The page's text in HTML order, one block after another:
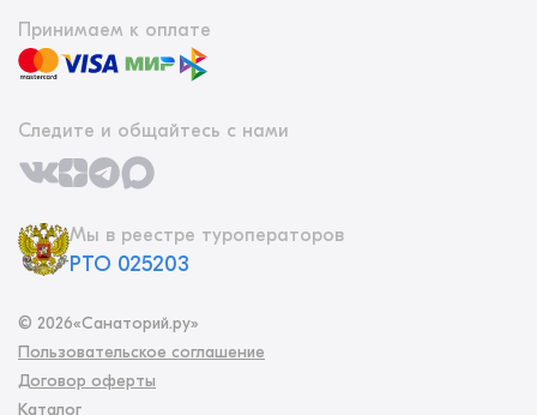
Принимаем к оплате
Следите и общайтесь с нами
Мы в реестре туроператоров
РТО 025203
© 2026«Санаторий.ру»
Пользовательское соглашение
Договор оферты
Каталог